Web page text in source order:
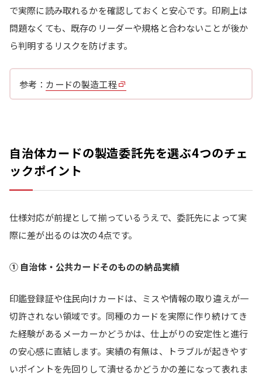
で実際に読み取れるかを確認しておくと安心です。印刷上は
問題なくても、既存のリーダーや規格と合わないことが後か
ら判明するリスクを防げます。
参考： カードの製造工程
自治体カードの製造委託先を選ぶ4つのチェ
ックポイント
仕様対応が前提として揃っているうえで、委託先によって実
際に差が出るのは次の4点です。
① 自治体・公共カードそのものの納品実績
印鑑登録証や住民向けカードは、ミスや情報の取り違えが一
切許されない領域です。同種のカードを実際に作り続けてき
た経験があるメーカーかどうかは、仕上がりの安定性と進行
の安心感に直結します。実績の有無は、トラブルが起きやす
いポイントを先回りして潰せるかどうかの差になって表れま